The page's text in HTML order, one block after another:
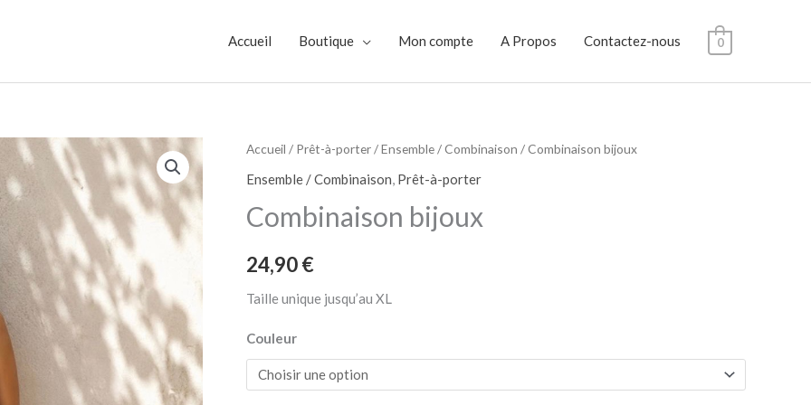
Accueil Boutique Mon compte A Propos Contactez-nous 0
Accueil / Prêt-à-porter/Ensemble / Combinaison / Combinaison bijoux
Ensemble / Combinaison, Prêt-à-porter
Combinaison bijoux
24,90€
Taille unique jusqu’au XL
Couleur
quantité
de
bijoux